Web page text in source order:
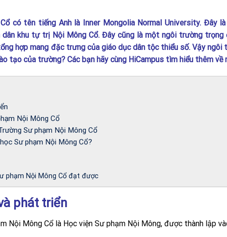
có tên tiếng Anh là Inner Mongolia Normal University. Đây
dân khu tự trị Nội Mông Cổ. Đây cũng là một ngôi trường
hợp mang đặc trưng của giáo dục dân tộc thiểu số. Vậy ngôi
tạo của trường? Các bạn hãy cùng HiCampus tìm hiểu thêm về
Nội Mông Cổ
Sư phạm Nội Mông Cổ
Sư phạm Nội Mông Cổ?
phạm Nội Mông Cổ đạt được
phát triển
Nội Mông Cổ là Học viện Sư phạm Nội Mông, được thành lập